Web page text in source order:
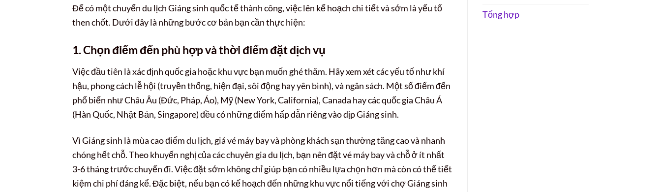
Để có một chuyến du lịch Giáng sinh quốc tế thành công, việc lên kế hoạch chi tiết và sớm là yếu tố
then chốt. Dưới đây là những bước cơ bản bạn cần thực hiện:
1. Chọn điểm đến phù hợp và thời điểm đặt dịch vụ
Việc đầu tiên là xác định quốc gia hoặc khu vực bạn muốn ghé thăm. Hãy xem xét các yếu tố như khí
hậu, phong cách lễ hội (truyền thống, hiện đại, sôi động hay yên bình), và ngân sách. Một số điểm đến
phổ biến như Châu Âu (Đức, Pháp, Áo), Mỹ (New York, California), Canada hay các quốc gia Châu Á
(Hàn Quốc, Nhật Bản, Singapore) đều có những điểm hấp dẫn riêng vào dịp Giáng sinh.
Vì Giáng sinh là mùa cao điểm du lịch, giá vé máy bay và phòng khách sạn thường tăng cao và nhanh
chóng hết chỗ. Theo khuyến nghị của các chuyên gia du lịch, bạn nên đặt vé máy bay và chỗ ở ít nhất
3-6 tháng trước chuyến đi. Việc đặt sớm không chỉ giúp bạn có nhiều lựa chọn hơn mà còn có thể tiết
kiệm chi phí đáng kể. Đặc biệt, nếu bạn có kế hoạch đến những khu vực nổi tiếng với chợ Giáng sinh
Tổng hợp